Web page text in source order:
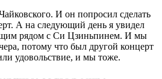
И он попросил сделать
А на следующий день я увидел
рядом с Си Цзиньпинем. И мы
потому что был другой концерт
удовольствие, и мы тоже.